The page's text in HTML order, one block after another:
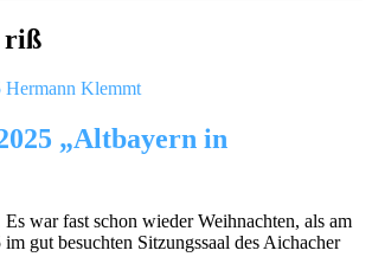
riß
Hermann Klemmt
„Altbayern in
war fast schon wieder Weihnachten, als am
gut besuchten Sitzungssaal des Aichacher